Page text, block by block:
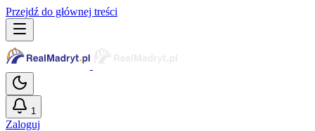
Przejdź do głównej treści
1
Zaloguj